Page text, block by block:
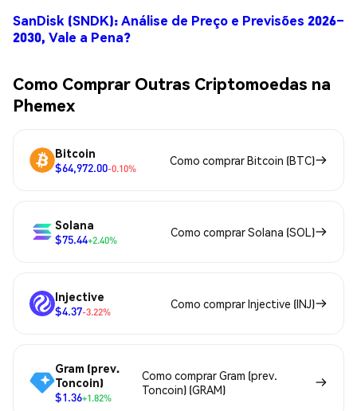
SanDisk (SNDK): Análise de Preço e Previsões 2026–
2030, Vale a Pena?
Como Comprar Outras Criptomoedas na
Phemex
Bitcoin
$64,972.00-0.10%
Como comprar Bitcoin (BTC)
Solana
$75.44+2.40%
Como comprar Solana (SOL)
Injective
$4.37-3.22%
Como comprar Injective (INJ)
Gram (prev.
Toncoin)
$1.36+1.82%
Como comprar Gram (prev.
Toncoin) (GRAM)